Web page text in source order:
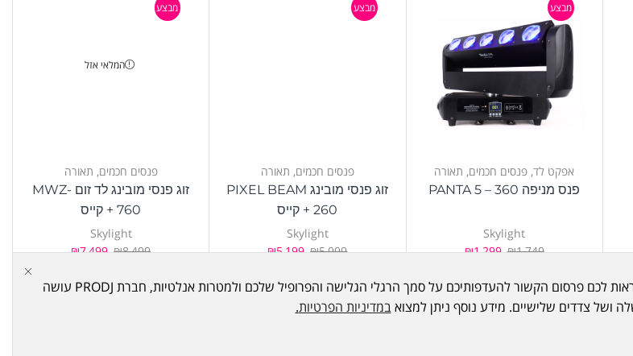
מבצע
אפקט לד, פנסים חכמים, תאורה
פנס מניפה 360 – PANTA 5
Skylight
₪1,749
₪1,299
מבצע
פנסים חכמים, תאורה
זוג פנסי מובינג PIXEL BEAM
260 + קייס
Skylight
₪5,999
₪5,199
מבצע
המלאי אזל
פנסים חכמים, תאורה
זוג פנסי מובינג לד זום MWZ-
760 + קייס
Skylight
₪8,499
₪7,499
האתר עושה שימוש ב Cookies - "עוגיות" במטרה לתפעל ולשפר את האתר, להראות לכם פרסום הקשור להעדפותיכם על סמך הרגלי הגלישה והפרופיל שלכם ולמטרות אנלטיות, חברת PRODJ עושה
במדיניות הפרטיות.